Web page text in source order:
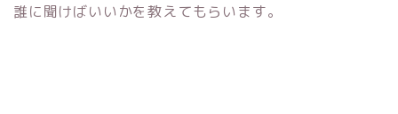
誰に聞けばいいかを教えてもらいます。